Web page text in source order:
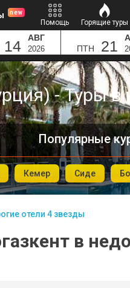
new
Помощь Горящие туры
14 АВГ
2026 ПТН 21
- Туры
Популярные
Кемер Сиде
отели 4 звезды
в